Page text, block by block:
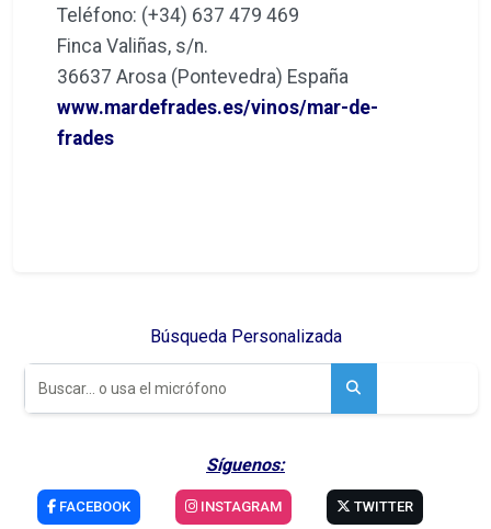
Teléfono: (+34) 637 479 469
Finca Valiñas, s/n.
36637 Arosa (Pontevedra) España
www.mardefrades.es/vinos/mar-de-
frades
Búsqueda Personalizada
Síguenos:
FACEBOOK INSTAGRAM TWITTER